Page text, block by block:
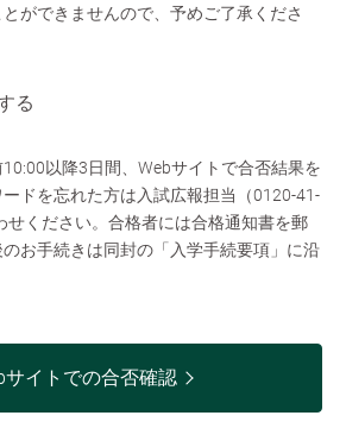
ができませんので、予めご了承くださ
る
以降3日間、Webサイトで合否結果を
ドを忘れた方は入試広報担当（0120-41-
せください。合格者には合格通知書を郵
お手続きは同封の「入学手続要項」に沿
サイトでの合否確認